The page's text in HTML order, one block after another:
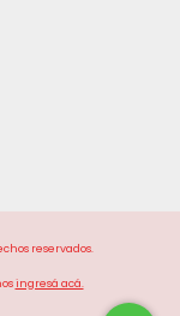
reservados.
ingresá acá.